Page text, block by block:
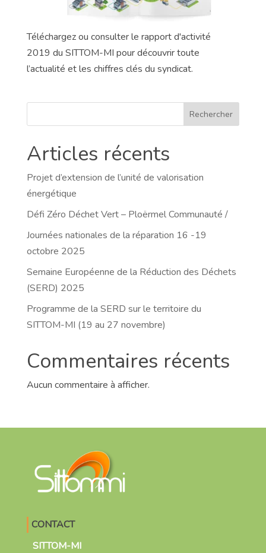
Téléchargez ou consulter le rapport d'activité
2019 du SITTOM-MI pour découvrir toute
l’actualité et les chiffres clés du syndicat.
Rechercher
Articles récents
Projet d’extension de l’unité de valorisation
énergétique
Défi Zéro Déchet Vert – Ploërmel Communauté /
Journées nationales de la réparation 16 -19
octobre 2025
Semaine Européenne de la Réduction des Déchets
(SERD) 2025
Programme de la SERD sur le territoire du
SITTOM-MI (19 au 27 novembre)
Commentaires récents
Aucun commentaire à afficher.
CONTACT
SITTOM-MI